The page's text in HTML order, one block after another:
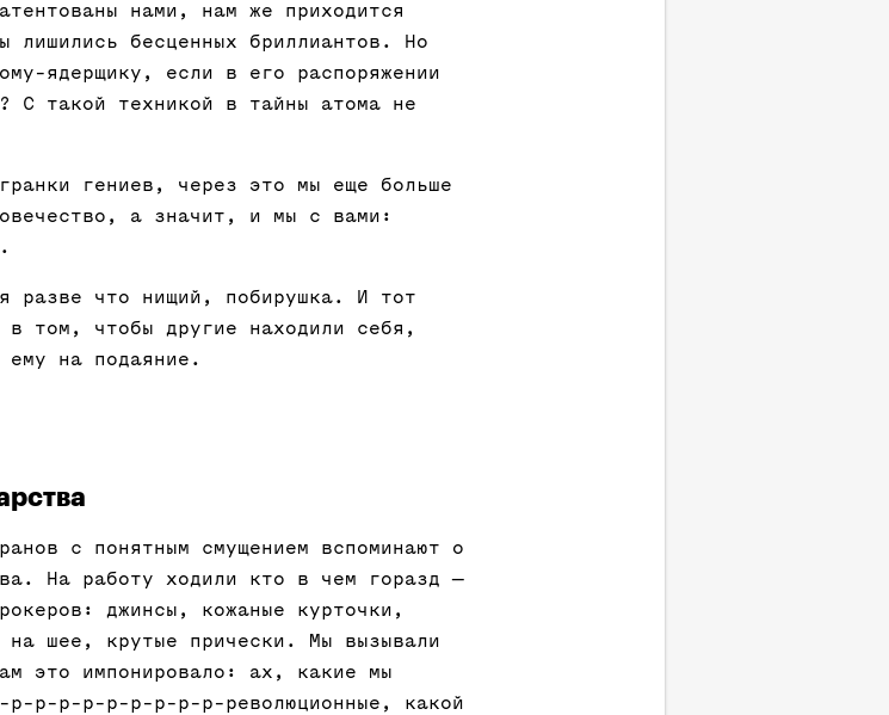
нами, нам же приходится
бесценных бриллиантов. Но
ядерщику, если в его распоряжении
С такой техникой в тайны атома не
гениев, через это мы еще больше
а значит, и мы с вами:
разве что нищий, побирушка. И тот
в том, чтобы другие находили себя,
ему на подаяние.
с понятным смущением вспоминают о
На работу ходили кто в чем горазд —
джинсы, кожаные курточки,
на шее, крутые прически. Мы вызывали
это импонировало: ах, какие мы
р-р-р-р-р-р-р-р-р-революционные, какой